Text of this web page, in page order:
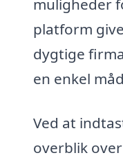
muligheder
platform
dygtige
en enkel
Ved at
overblik